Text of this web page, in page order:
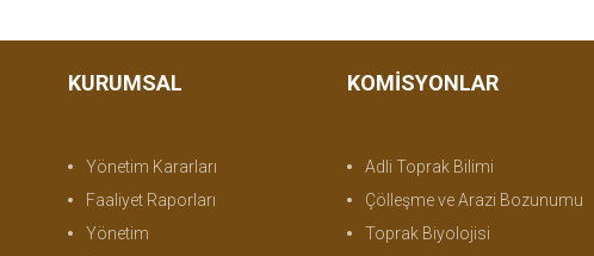
KURUMSAL
Yönetim Kararları
Faaliyet Raporları
Yönetim
KOMİSYONLAR
Adli Toprak Bilimi
Çölleşme ve Arazi Bozunumu
Toprak Biyolojisi